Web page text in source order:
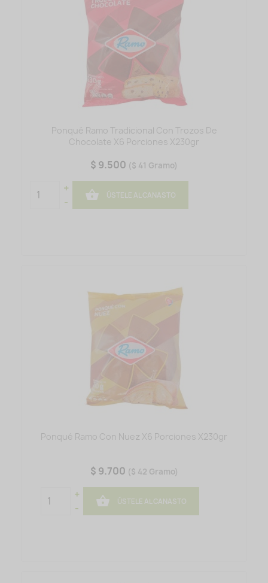
Ponqué Ramo Tradicional Con Trozos De
Chocolate X6 Porciones X230gr
$ 9.500 ($ 41 Gramo)
+
-
 ÚSTELE AL CANASTO
Ponqué Ramo Con Nuez X6 Porciones X230gr
$ 9.700 ($ 42 Gramo)
+
-
 ÚSTELE AL CANASTO